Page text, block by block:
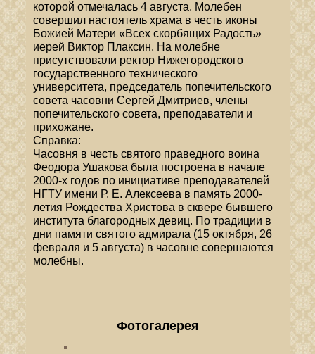
которой отмечалась 4 августа. Молебен
совершил настоятель храма в честь иконы
Божией Матери «Всех скорбящих Радость»
иерей Виктор Плаксин. На молебне
присутствовали ректор Нижегородского
государственного технического
университета, председатель попечительского
совета часовни Сергей Дмитриев, члены
попечительского совета, преподаватели и
прихожане.
Справка:
Часовня в честь святого праведного воина
Феодора Ушакова была построена в начале
2000-х годов по инициативе преподавателей
НГТУ имени Р. Е. Алексеева в память 2000-
летия Рождества Христова в сквере бывшего
института благородных девиц. По традиции в
дни памяти святого адмирала (15 октября, 26
февраля и 5 августа) в часовне совершаются
молебны.
Фотогалерея